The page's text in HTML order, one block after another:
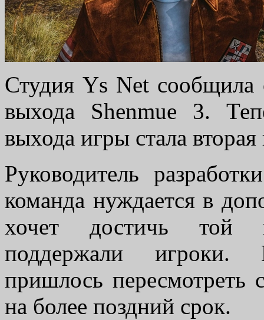
Студия Ys Net
выхода Shenmue 3.
выхода игры стала
Руководитель
команда нуждается в
хочет достичь той
поддержали игроки.
пришлось пересмотреть
на более поздний срок.